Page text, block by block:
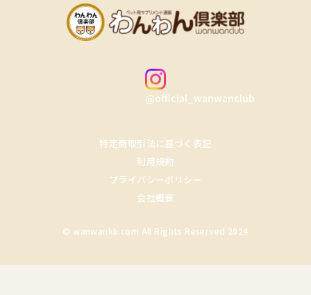
@official_wanwanclub
特定商取引法に基づく表記
利用規約
プライバシーポリシー
会社概要
© wanwankb.com All Rights Reserved 2024